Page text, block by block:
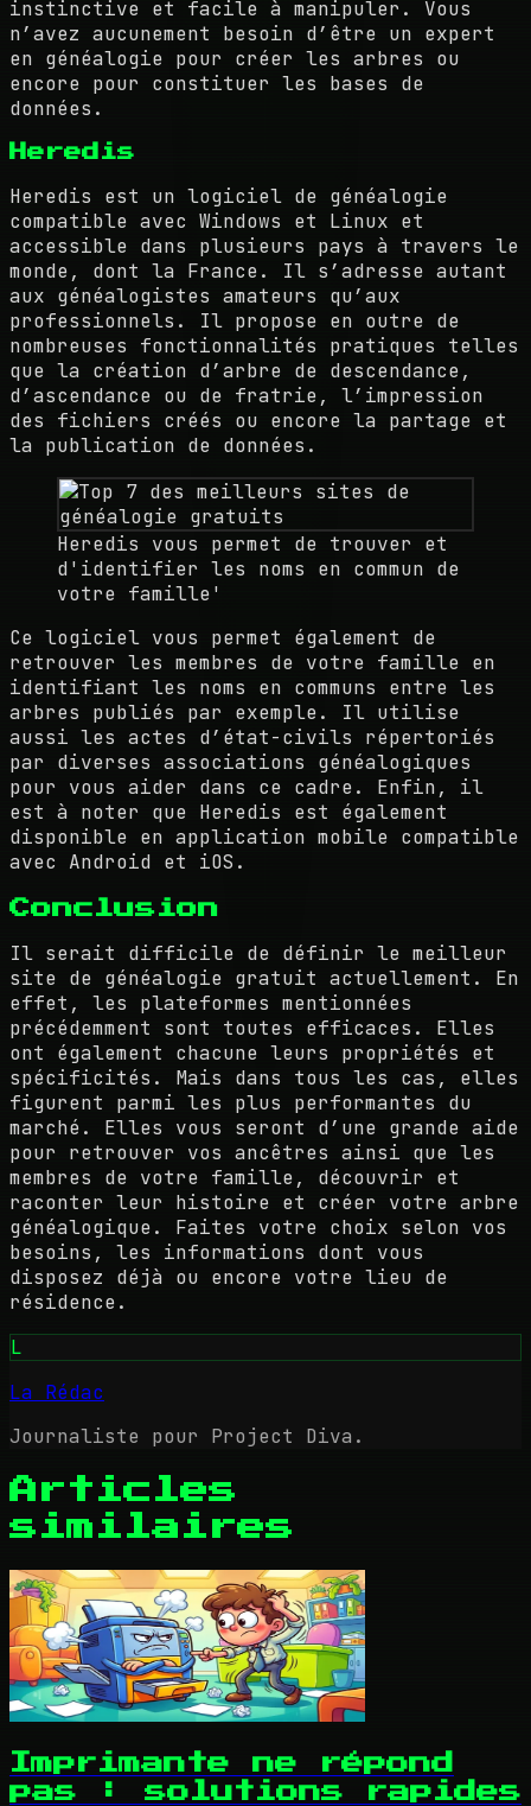
instinctive et facile à manipuler. Vous
n’avez aucunement besoin d’être un expert
en généalogie pour créer les arbres ou
encore pour constituer les bases de
données.
Heredis
Heredis est un logiciel de généalogie
compatible avec Windows et Linux et
accessible dans plusieurs pays à travers le
monde, dont la France. Il s’adresse autant
aux généalogistes amateurs qu’aux
professionnels. Il propose en outre de
nombreuses fonctionnalités pratiques telles
que la création d’arbre de descendance,
d’ascendance ou de fratrie, l’impression
des fichiers créés ou encore la partage et
la publication de données.
Heredis vous permet de trouver et
d'identifier les noms en commun de
votre famille'
Ce logiciel vous permet également de
retrouver les membres de votre famille en
identifiant les noms en communs entre les
arbres publiés par exemple. Il utilise
aussi les actes d’état-civils répertoriés
par diverses associations généalogiques
pour vous aider dans ce cadre. Enfin, il
est à noter que Heredis est également
disponible en application mobile compatible
avec Android et iOS.
Conclusion
Il serait difficile de définir le meilleur
site de généalogie gratuit actuellement. En
effet, les plateformes mentionnées
précédemment sont toutes efficaces. Elles
ont également chacune leurs propriétés et
spécificités. Mais dans tous les cas, elles
figurent parmi les plus performantes du
marché. Elles vous seront d’une grande aide
pour retrouver vos ancêtres ainsi que les
membres de votre famille, découvrir et
raconter leur histoire et créer votre arbre
généalogique. Faites votre choix selon vos
besoins, les informations dont vous
disposez déjà ou encore votre lieu de
résidence.
L
La Rédac
Journaliste pour Project Diva.
Articles
similaires
Imprimante ne répond
pas : solutions rapides